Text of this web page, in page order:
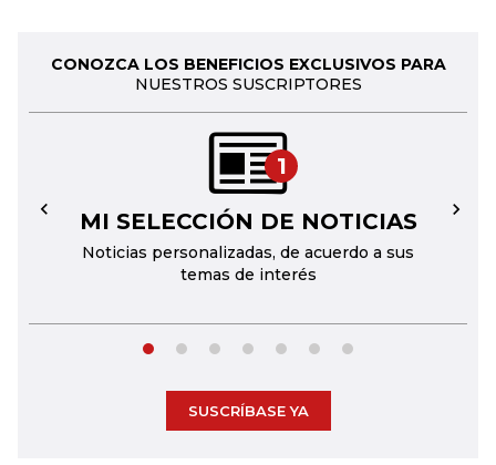
CONOZCA LOS BENEFICIOS EXCLUSIVOS PARA
NUESTROS SUSCRIPTORES
1
MI SELECCIÓN DE NOTICIAS
Noticias personalizadas, de acuerdo a sus
temas de interés
← →
SUSCRÍBASE YA